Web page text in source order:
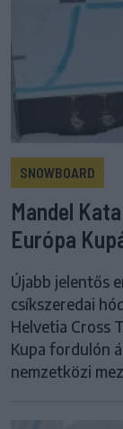
SNOWBOARD
Mandel
Európa
Újabb jelentős
csíkszeredai
Helvetia Cross
Kupa fordulón
nemzetközi